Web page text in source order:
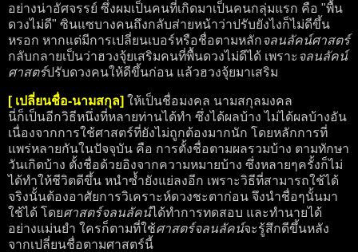
อย่างน่าอัศจรรย์ ซึ่งผมเป็นคนที่เกิดมาเป็นคนกลุ่มแรก คือ "พื้น
ดวงไม่ดี" ซินแซบางคนถึงกลับส่ายหน้าว่าปรับยังไงก็ไม่ดีขึ้น
หรอก หากแต่มีการเปลี่ยนเบอร์หรือชื่อตามหลักจลนลัคน์ศาสตร์
กลับกลายเป็นว่าฮวงจุ้ยเสริมคนที่พื้นดวงไม่ดีได้ เพราะ จลนลัคน์
ศาสตร์ปรับดวงคนให้ดีขึ้นก่อน แล้วฮวงจุ้ยมาเสริม
[ เปลี่ยนชื่อ-นามสกุล] ให้เป็นชื่อมงคล นามสกุลมงคล
นี่ก็เป็นอีกวิธีหนึ่งที่หลายท่านได้ทำ ซึ่งได้ผลบ้าง ไม่ได้ผลบ้างอัน
เนื่องจากการใช้ศาสตร์ที่ยังไม่ถูกต้องมากนัก โดยหลักการที่
แพร่หลายกันในปัจจุบัน คือ การตั้งชื่อตามผลรวมบ้าง ตามทักษา
วันเกิดบ้าง ตั้งชื่อด้วยอิงจากความหมายบ้าง ซึ่งหลายๆครั้งก็ไม่
ได้ทำให้ชีวิตดีขึ้น หนำซ้ำยังแย่ลงอีก เพราะวิธีที่สามารถใช้ได้
จริงนั้นต้องอาศัยการวิเคราะห์ดวงชะตาก่อน จึงนำชื่อๆนั้นมา
ใช้ได้ โดยศาสตร์จลนลัคน์ได้ทำการทดสอบ และทำนายได้
อย่างแม่นยำ ใครก็ตามที่ใช้ศาสตร์จลนลัคน์จะรู้สึกดีขึ้นหลัง
จากเปลี่ยนชื่อตามศาสตร์นี้